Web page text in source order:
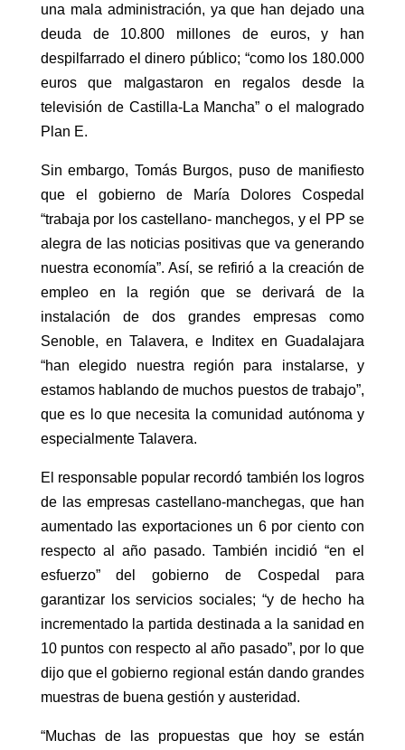
una mala administración, ya que han dejado una
deuda de 10.800 millones de euros, y han
despilfarrado el dinero público; “como los 180.000
euros que malgastaron en regalos desde la
televisión de Castilla-La Mancha” o el malogrado
Plan E.
Sin embargo, Tomás Burgos, puso de manifiesto
que el gobierno de María Dolores Cospedal
“trabaja por los castellano- manchegos, y el PP se
alegra de las noticias positivas que va generando
nuestra economía”. Así, se refirió a la creación de
empleo en la región que se derivará de la
instalación de dos grandes empresas como
Senoble, en Talavera, e Inditex en Guadalajara
“han elegido nuestra región para instalarse, y
estamos hablando de muchos puestos de trabajo”,
que es lo que necesita la comunidad autónoma y
especialmente Talavera.
El responsable popular recordó también los logros
de las empresas castellano-manchegas, que han
aumentado las exportaciones un 6 por ciento con
respecto al año pasado. También incidió “en el
esfuerzo” del gobierno de Cospedal para
garantizar los servicios sociales; “y de hecho ha
incrementado la partida destinada a la sanidad en
10 puntos con respecto al año pasado”, por lo que
dijo que el gobierno regional están dando grandes
muestras de buena gestión y austeridad.
“Muchas de las propuestas que hoy se están